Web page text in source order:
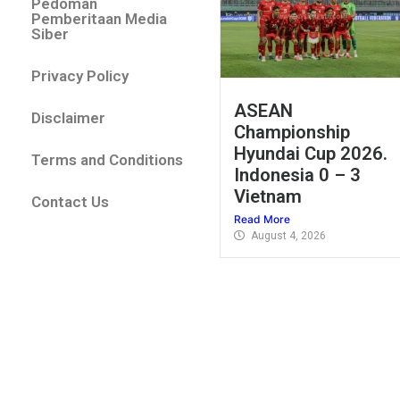
Pedoman
Pemberitaan Media
Siber
Privacy Policy
Disclaimer
Terms and Conditions
Contact Us
ASEAN
Championship
Hyundai Cup 2026.
Indonesia 0 – 3
Vietnam
Read More
August 4, 2026